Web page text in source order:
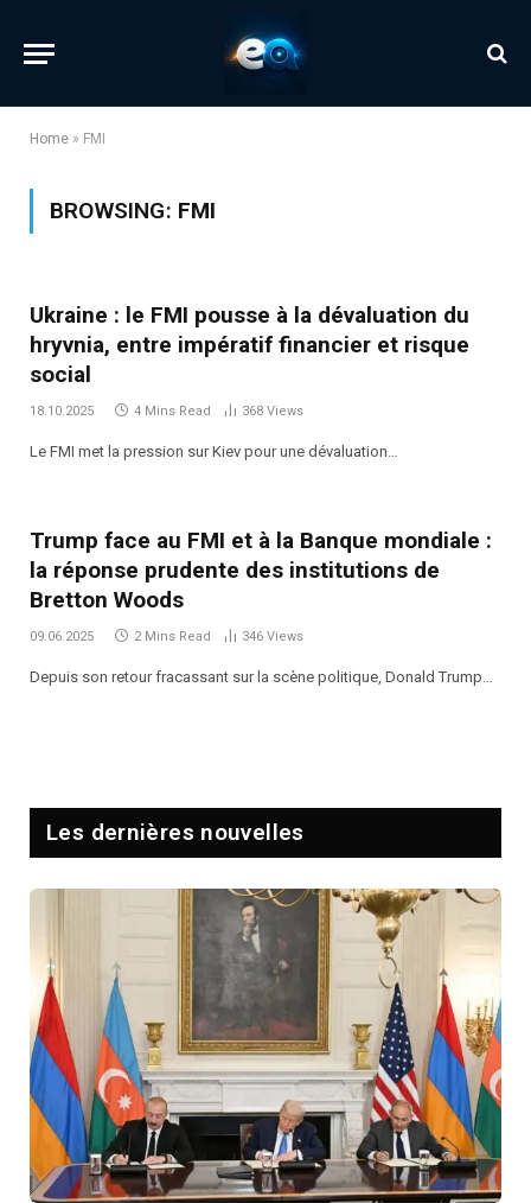
Home » FMI
BROWSING: FMI
Ukraine : le FMI pousse à la dévaluation du
hryvnia, entre impératif financier et risque
social
18.10.2025 4 Mins Read 368 Views
Le FMI met la pression sur Kiev pour une dévaluation…
Trump face au FMI et à la Banque mondiale :
la réponse prudente des institutions de
Bretton Woods
09.06.2025 2 Mins Read 346 Views
Depuis son retour fracassant sur la scène politique, Donald Trump…
Les dernières nouvelles